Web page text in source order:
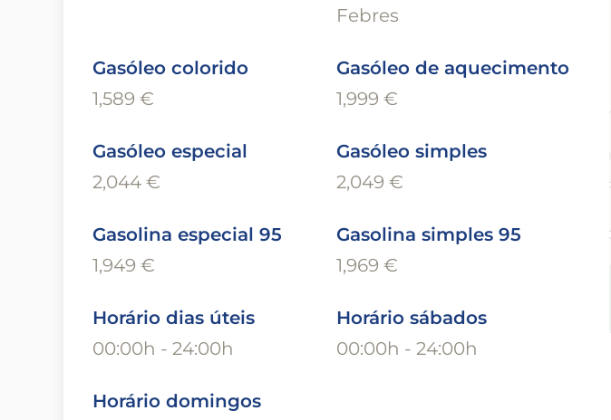
Febres
Gasóleo colorido
1,589 €
Gasóleo de aquecimento
1,999 €
Gasóleo especial
2,044 €
Gasóleo simples
2,049 €
Gasolina especial 95
1,949 €
Gasolina simples 95
1,969 €
Horário dias úteis
00:00h - 24:00h
Horário sábados
00:00h - 24:00h
Horário domingos